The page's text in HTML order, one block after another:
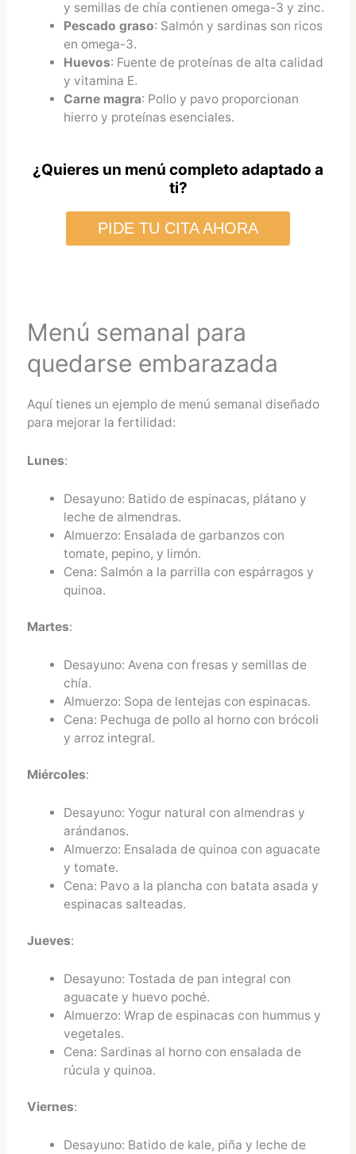
y semillas de chía contienen omega-3 y zinc.
Pescado graso: Salmón y sardinas son ricos
en omega-3.
Huevos: Fuente de proteínas de alta calidad
y vitamina E.
Carne magra: Pollo y pavo proporcionan
hierro y proteínas esenciales.
¿Quieres un menú completo adaptado a
ti?
PIDE TU CITA AHORA
Menú semanal para
quedarse embarazada
Aquí tienes un ejemplo de menú semanal diseñado
para mejorar la fertilidad:
Lunes:
Desayuno: Batido de espinacas, plátano y
leche de almendras.
Almuerzo: Ensalada de garbanzos con
tomate, pepino, y limón.
Cena: Salmón a la parrilla con espárragos y
quinoa.
Martes:
Desayuno: Avena con fresas y semillas de
chía.
Almuerzo: Sopa de lentejas con espinacas.
Cena: Pechuga de pollo al horno con brócoli
y arroz integral.
Miércoles:
Desayuno: Yogur natural con almendras y
arándanos.
Almuerzo: Ensalada de quinoa con aguacate
y tomate.
Cena: Pavo a la plancha con batata asada y
espinacas salteadas.
Jueves:
Desayuno: Tostada de pan integral con
aguacate y huevo poché.
Almuerzo: Wrap de espinacas con hummus y
vegetales.
Cena: Sardinas al horno con ensalada de
rúcula y quinoa.
Viernes:
Desayuno: Batido de kale, piña y leche de